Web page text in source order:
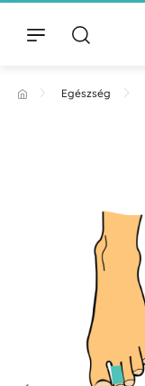
Egészség